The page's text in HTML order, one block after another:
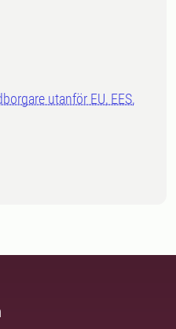
utanför EU, EES,